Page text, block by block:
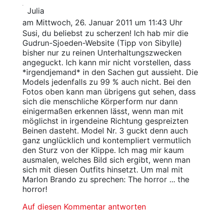
Julia
am Mittwoch, 26. Januar 2011 um 11:43 Uhr
Susi, du beliebst zu scherzen! Ich hab mir die
Gudrun-Sjoeden-Website (Tipp von Sibylle)
bisher nur zu reinen Unterhaltungszwecken
angeguckt. Ich kann mir nicht vorstellen, dass
*irgendjemand* in den Sachen gut aussieht. Die
Models jedenfalls zu 99 % auch nicht. Bei den
Fotos oben kann man übrigens gut sehen, dass
sich die menschliche Körperform nur dann
einigermaßen erkennen lässt, wenn man mit
möglichst in irgendeine Richtung gespreizten
Beinen dasteht. Model Nr. 3 guckt denn auch
ganz unglücklich und kontempliert vermutlich
den Sturz von der Klippe. Ich mag mir kaum
ausmalen, welches Bild sich ergibt, wenn man
sich mit diesen Outfits hinsetzt. Um mal mit
Marlon Brando zu sprechen: The horror ... the
horror!
Auf diesen Kommentar antworten